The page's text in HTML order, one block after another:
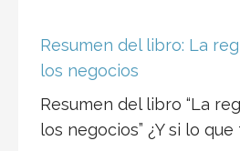
Resumen del libro: La
los negocios
Resumen del libro “La
los negocios” ¿Y si lo